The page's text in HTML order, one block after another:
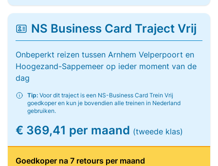
NS Business Card Traject Vrij
Onbeperkt reizen tussen Arnhem Velperpoort en
Hoogezand-Sappemeer op ieder moment van de
dag
Tip: Voor dit traject is een NS-Business Card Trein Vrij
goedkoper en kun je bovendien alle treinen in Nederland
gebruiken.
€ 369,41 per maand (tweede klas)
Goedkoper na 7 retours per maand